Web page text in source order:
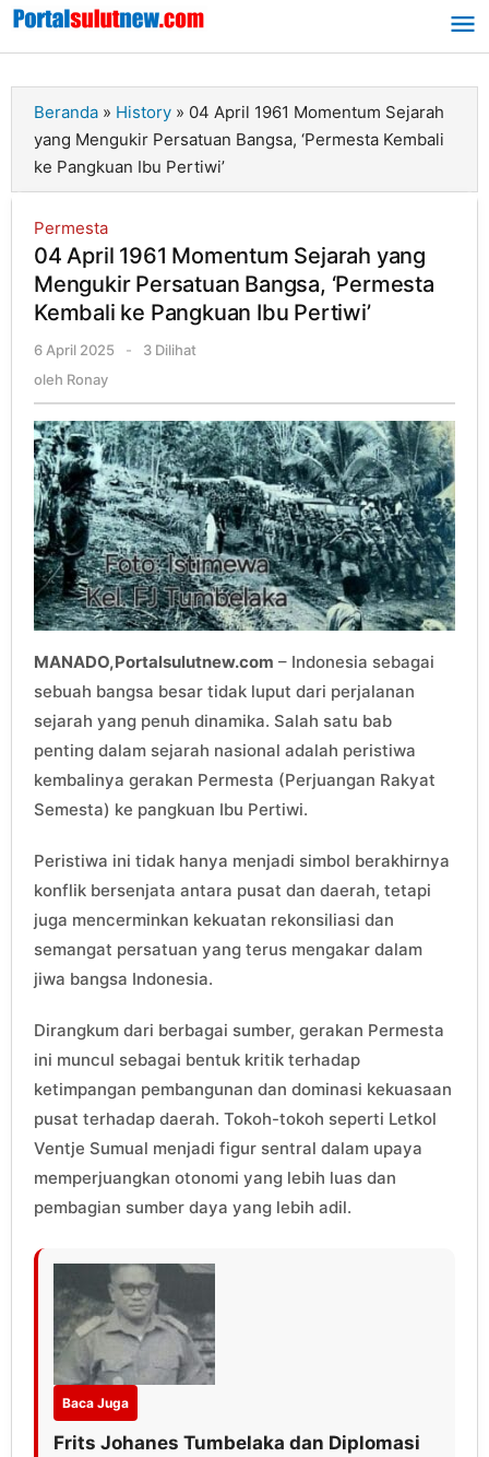
Lewati
Beranda » History » 04 April 1961 Momentum Sejarah
yang Mengukir Persatuan Bangsa, ‘Permesta Kembali
ke Pangkuan Ibu Pertiwi’
Permesta
04 April 1961 Momentum Sejarah yang
Mengukir Persatuan Bangsa, ‘Permesta
Kembali ke Pangkuan Ibu Pertiwi’
6 April 2025
oleh
-
3 Dilihat
oleh Ronay
MANADO,Portalsulutnew.com – Indonesia sebagai
sebuah bangsa besar tidak luput dari perjalanan
sejarah yang penuh dinamika. Salah satu bab
penting dalam sejarah nasional adalah peristiwa
kembalinya gerakan Permesta (Perjuangan Rakyat
Semesta) ke pangkuan Ibu Pertiwi.
Peristiwa ini tidak hanya menjadi simbol berakhirnya
konflik bersenjata antara pusat dan daerah, tetapi
juga mencerminkan kekuatan rekonsiliasi dan
semangat persatuan yang terus mengakar dalam
jiwa bangsa Indonesia.
Dirangkum dari berbagai sumber, gerakan Permesta
ini muncul sebagai bentuk kritik terhadap
ketimpangan pembangunan dan dominasi kekuasaan
pusat terhadap daerah. Tokoh-tokoh seperti Letkol
Ventje Sumual menjadi figur sentral dalam upaya
memperjuangkan otonomi yang lebih luas dan
pembagian sumber daya yang lebih adil.
Baca Juga
Frits Johanes Tumbelaka dan Diplomasi